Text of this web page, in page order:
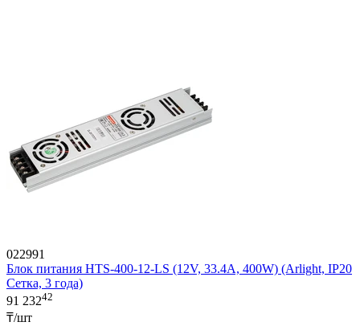
022991
Блок питания HTS-400-12-LS (12V, 33.4A, 400W) (Arlight, IP20
Сетка, 3 года)
91 23242
₸/шт